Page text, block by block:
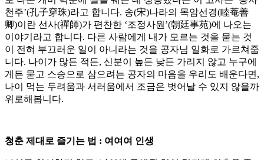
천주’(孔子穿珠)라고 합니다. 송(宋)나라의 목암선경(睦菴善
卿)이란 선사(禪師)가 편찬한 ‘조정사원’(朝廷事苑)에 나오는
이야기라고 합니다. 다른 사람에게 내가 모르는 것을 묻는 것
이 전혀 부끄러운 일이 아니라는 것을 공자님 일화로 가르쳐줍
니다. 나이가 많든 적든, 신분이 높든 낮든 가리지 않고 누구에
게든 묻고 스승으로 삼으려는 공자의 마음을 우리도 배운다면,
나이 먹는 두려움과 서러움에서 조금은 벗어날 수 있지 않을까
위로해봅니다.
청춘 제대로 즐기는 법 : 여여여 인생